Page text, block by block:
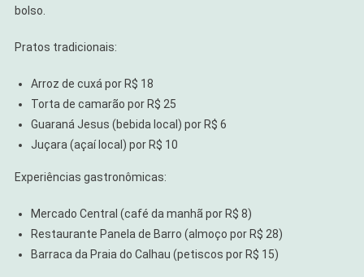
bolso.
Pratos tradicionais:
Arroz de cuxá por R$ 18
Torta de camarão por R$ 25
Guaraná Jesus (bebida local) por R$ 6
Juçara (açaí local) por R$ 10
Experiências gastronômicas:
Mercado Central (café da manhã por R$ 8)
Restaurante Panela de Barro (almoço por R$ 28)
Barraca da Praia do Calhau (petiscos por R$ 15)